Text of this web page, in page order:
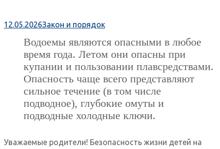
12.05.2026Закон и порядок
Водоемы являются опасными в любое
время года. Летом они опасны при
купании и пользовании плавсредствами.
Опасность чаще всего представляют
сильное течение (в том числе
подводное), глубокие омуты и
подводные холодные ключи.
Уважаемые родители! Безопасность жизни детей на